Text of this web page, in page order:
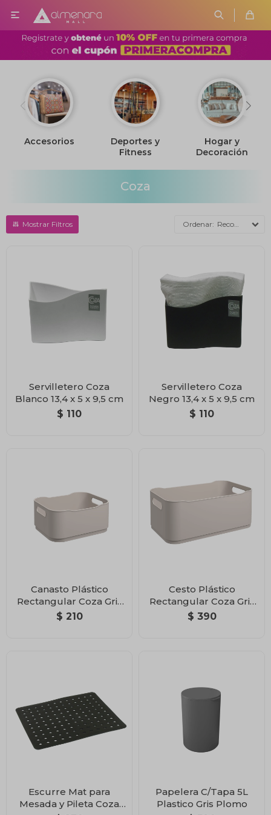

Accesorios
Deportes y
Fitness
Hogar y
Decoración
Coza
Recomendados
Servilletero Coza
Blanco 13,4 x 5 x 9,5 cm
$ 110
Servilletero Coza
Negro 13,4 x 5 x 9,5 cm
$ 110
Canasto Plástico
Rectangular Coza Gris
Claro 18,5 x 15 x 8 cm
$ 210
Cesto Plástico
Rectangular Coza Gris
Claro 30,5 x 18,5 x 12 cm
$ 390
Escurre Mat para
Mesada y Pileta Coza
Papelera C/Tapa 5L
Plastico Gris Plomo